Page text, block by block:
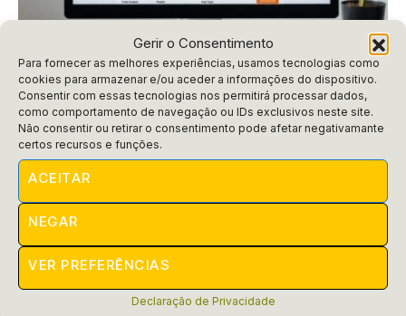
Gerir o Consentimento
Para fornecer as melhores experiências, usamos tecnologias como
cookies para armazenar e/ou aceder a informações do dispositivo.
Consentir com essas tecnologias nos permitirá processar dados,
como comportamento de navegação ou IDs exclusivos neste site.
Não consentir ou retirar o consentimento pode afetar negativamante
certos recursos e funções.
ACEITAR
NEGAR
VER PREFERÊNCIAS
Declaração de Privacidade
Dicas
Como cadastrar achar vagas de
empregos no Infojobs
Infojobs! Aprenda dicas fáceis e surpreendentes para
turbinar sua busca por trabalho.
POR RAIFRAN MARÇO 10, 2025